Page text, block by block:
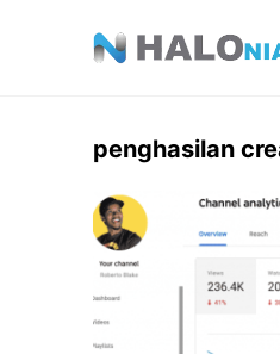
penghasilan